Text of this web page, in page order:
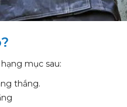
mục sau:
thắng.